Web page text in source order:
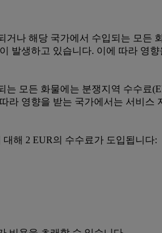
나 해당 국가에서 수입되는 모든
발생하고 있습니다. 이에 따라 영
모든 화물에는 분쟁지역 수수료
라 영향을 받는 국가에서는 서비스
대해 2 EUR의 수수료가 도입됩니다: